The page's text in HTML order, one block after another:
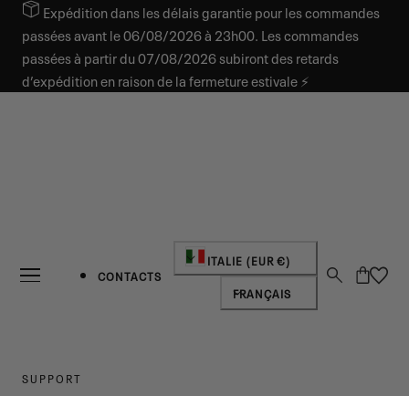
AU CONTENUExpédition dans les délais garantie pour les commandes
passées avant le 06/08/2026 à 23h00. Les commandes
passées à partir du 07/08/2026 subiront des retards
d’expédition en raison de la fermeture estivale ⚡
CONTACTS
Pays/régionITALIE (EUR €)
Langue
FRANÇAIS
Panier
SUPPORT